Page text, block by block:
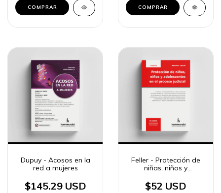
COMPRAR COMPRAR
Dupuy - Acosos en la
red a mujeres
$145.29 USD
Feller - Protección de
niñas, niños y
proceso judicial
$52 USD